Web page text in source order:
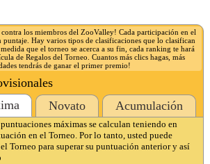
contra los miembros del ZooValley! Cada participación en el
Hay varios tipos de clasificaciones que lo clasifican
que el torneo se acerca a su fin, cada ranking te hará
de Regalos del Torneo. Cuantos más clics hagas, más
tendrás de ganar el primer premio!
Novato Acumulación
máximas se calculan teniendo en
en el Torneo. Por lo tanto, usted puede
Torneo para superar su puntuación anterior y así